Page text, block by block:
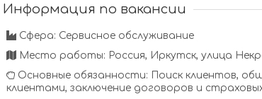
Информация по вакансии
Сфера: Сервисное обслуживание
Место работы: Россия, Иркутск, улица
Основные обязанности: Поиск клиентов,
клиентами, заключение договоров и